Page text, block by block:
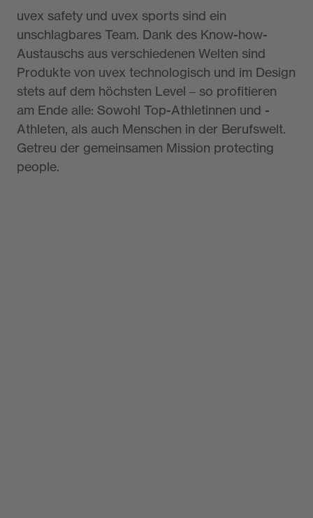
uvex safety und uvex sports sind ein
unschlagbares Team. Dank des Know-how-
Austauschs aus verschiedenen Welten sind
Produkte von uvex technologisch und im Design
stets auf dem höchsten Level – so profitieren
am Ende alle: Sowohl Top-Athletinnen und -
Athleten, als auch Menschen in der Berufswelt.
Getreu der gemeinsamen Mission protecting
people.